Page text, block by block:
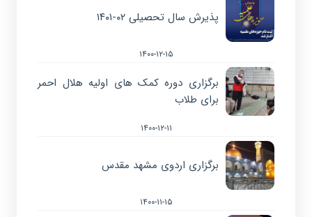
پذیرش سال تحصیلی ۰۲-۱۴۰۱
۱۴۰۰-۱۲-۱۵
برگزاری دوره کمک های اولیه هلال احمر
برای طلاب
۱۴۰۰-۱۲-۱۱
برگزاری اردوی مشهد مقدس
۱۴۰۰-۱۱-۱۵